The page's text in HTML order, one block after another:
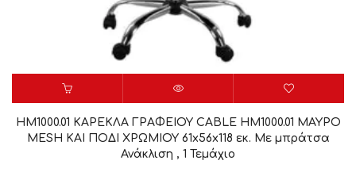
HM1000.01 ΚΑΡΕΚΛΑ ΓΡΑΦΕΙΟΥ CABLE HM1000.01 ΜΑΥΡO
MESH ΚΑΙ ΠΟΔΙ ΧΡΩΜΙΟΥ 61x56x118 εκ. Με μπράτσα
Ανάκλιση , 1 Τεμάχιο